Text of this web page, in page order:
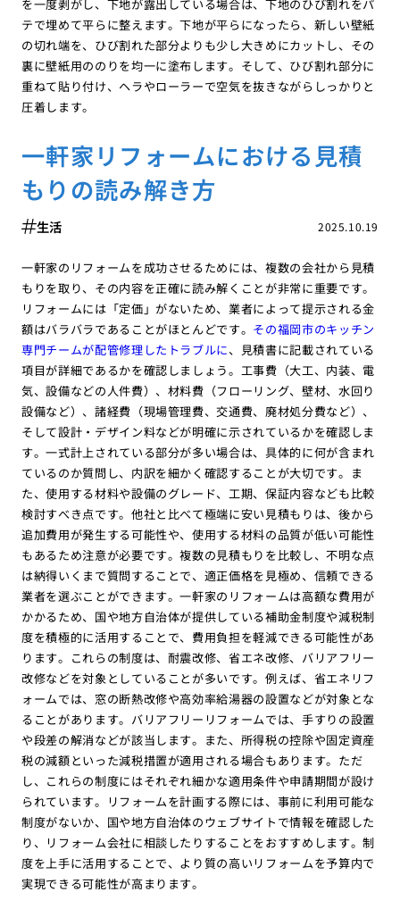
を一度剥がし、下地が露出している場合は、下地のひび割れをパ
テで埋めて平らに整えます。下地が平らになったら、新しい壁紙
の切れ端を、ひび割れた部分よりも少し大きめにカットし、その
裏に壁紙用ののりを均一に塗布します。そして、ひび割れ部分に
重ねて貼り付け、ヘラやローラーで空気を抜きながらしっかりと
圧着します。
一軒家リフォームにおける見積
もりの読み解き方
2025.10.19
生活
一軒家のリフォームを成功させるためには、複数の会社から見積
もりを取り、その内容を正確に読み解くことが非常に重要です。
リフォームには「定価」がないため、業者によって提示される金
額はバラバラであることがほとんどです。 その福岡市のキッチン
専門チームが配管修理したトラブルに、見積書に記載されている
項目が詳細であるかを確認しましょう。工事費（大工、内装、電
気、設備などの人件費）、材料費（フローリング、壁材、水回り
設備など）、諸経費（現場管理費、交通費、廃材処分費など）、
そして設計・デザイン料などが明確に示されているかを確認しま
す。一式計上されている部分が多い場合は、具体的に何が含まれ
ているのか質問し、内訳を細かく確認することが大切です。ま
た、使用する材料や設備のグレード、工期、保証内容なども比較
検討すべき点です。他社と比べて極端に安い見積もりは、後から
追加費用が発生する可能性や、使用する材料の品質が低い可能性
もあるため注意が必要です。複数の見積もりを比較し、不明な点
は納得いくまで質問することで、適正価格を見極め、信頼できる
業者を選ぶことができます。一軒家のリフォームは高額な費用が
かかるため、国や地方自治体が提供している補助金制度や減税制
度を積極的に活用することで、費用負担を軽減できる可能性があ
ります。これらの制度は、耐震改修、省エネ改修、バリアフリー
改修などを対象としていることが多いです。例えば、省エネリフ
ォームでは、窓の断熱改修や高効率給湯器の設置などが対象とな
ることがあります。バリアフリーリフォームでは、手すりの設置
や段差の解消などが該当します。また、所得税の控除や固定資産
税の減額といった減税措置が適用される場合もあります。ただ
し、これらの制度にはそれぞれ細かな適用条件や申請期間が設け
られています。リフォームを計画する際には、事前に利用可能な
制度がないか、国や地方自治体のウェブサイトで情報を確認した
り、リフォーム会社に相談したりすることをおすすめします。制
度を上手に活用することで、より質の高いリフォームを予算内で
実現できる可能性が高まります。